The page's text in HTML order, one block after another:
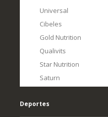
Universal
Cibeles
Gold Nutrition
Qualivits
Star Nutrition
Saturn
Deportes